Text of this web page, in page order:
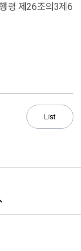
령 제26조의 3제6
List